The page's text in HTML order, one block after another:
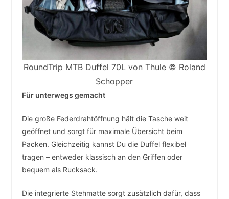
RoundTrip MTB Duffel 70L von Thule © Roland
Schopper
Für unterwegs gemacht
Die große Federdrahtöffnung hält die Tasche weit
geöffnet und sorgt für maximale Übersicht beim
Packen. Gleichzeitig kannst Du die Duffel flexibel
tragen – entweder klassisch an den Griffen oder
bequem als Rucksack.
Die integrierte Stehmatte sorgt zusätzlich dafür, dass